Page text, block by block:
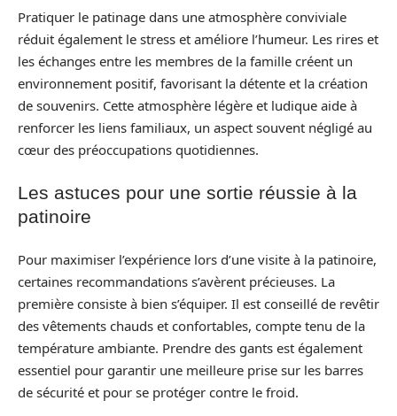
Pratiquer le patinage dans une atmosphère conviviale
réduit également le stress et améliore l’humeur. Les rires et
les échanges entre les membres de la famille créent un
environnement positif, favorisant la détente et la création
de souvenirs. Cette atmosphère légère et ludique aide à
renforcer les liens familiaux, un aspect souvent négligé au
cœur des préoccupations quotidiennes.
Les astuces pour une sortie réussie à la
patinoire
Pour maximiser l’expérience lors d’une visite à la patinoire,
certaines recommandations s’avèrent précieuses. La
première consiste à bien s’équiper. Il est conseillé de revêtir
des vêtements chauds et confortables, compte tenu de la
température ambiante. Prendre des gants est également
essentiel pour garantir une meilleure prise sur les barres
de sécurité et pour se protéger contre le froid.